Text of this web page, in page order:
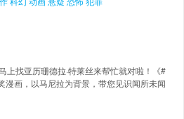
上找亚历珊德拉·特莱丝来帮忙就对啦！《#
漫画，以马尼拉为背景，带您见识闻所未闻